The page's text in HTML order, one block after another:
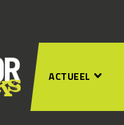
ACTUEEL